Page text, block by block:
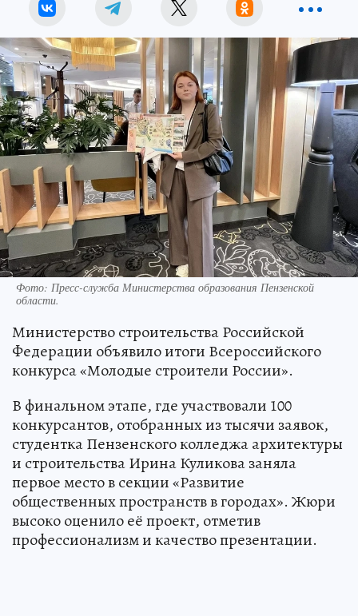
Фото: Пресс-служба Министерства образования Пензенской
области.
Министерство строительства Российской
Федерации объявило итоги Всероссийского
конкурса «Молодые строители России».
В финальном этапе, где участвовали 100
конкурсантов, отобранных из тысячи заявок,
студентка Пензенского колледжа архитектуры
и строительства Ирина Куликова заняла
первое место в секции «Развитие
общественных пространств в городах». Жюри
высоко оценило её проект, отметив
профессионализм и качество презентации.